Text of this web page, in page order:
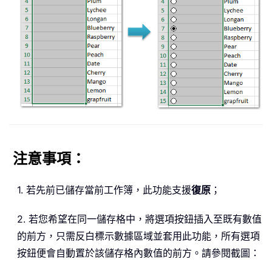
注意事項：
1. 若先前已儲存當前工作簿，此功能支援復原 ；
2. 若您希望在同一儲存格中，將選項按鈕插入至既有數值
的前方，只需反白標示數據區域並套用此功能，所有選項
按鈕便會自動置於該儲存格內數值的前方。請參閱截圖：